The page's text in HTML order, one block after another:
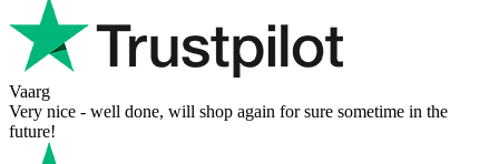
Vaarg
Very nice - well done, will shop again for sure sometime in the
future!